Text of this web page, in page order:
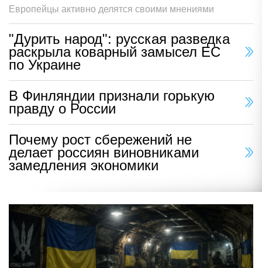
Европейцы активно делятся своими мнениями
"Дурить народ": русская разведка
раскрыла коварный замысел ЕС
по Украине
В Финляндии признали горькую
правду о России
Почему рост сбережений не
делает россиян виновниками
замедления экономики